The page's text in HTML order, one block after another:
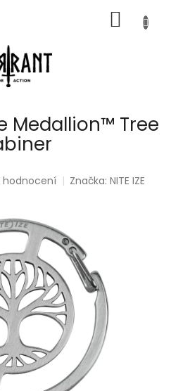
KOŠÍK
Medallion™ Tree
hodnocení Značka:NITE IZE